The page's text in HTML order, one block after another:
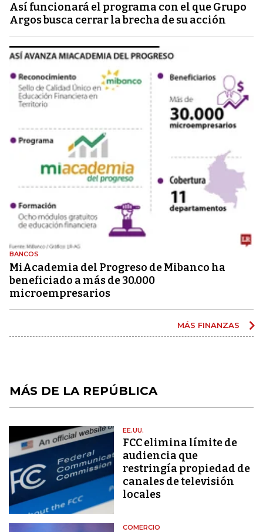
Así funcionará el programa con el que Grupo
Argos busca cerrar la brecha de su acción
BANCOS
MiAcademia del Progreso de Mibanco ha
beneficiado a más de 30.000
microempresarios
MÁS FINANZAS
MÁS DE LA REPÚBLICA
EE.UU.
FCC elimina límite de
audiencia que
restringía propiedad de
canales de televisión
locales
COMERCIO